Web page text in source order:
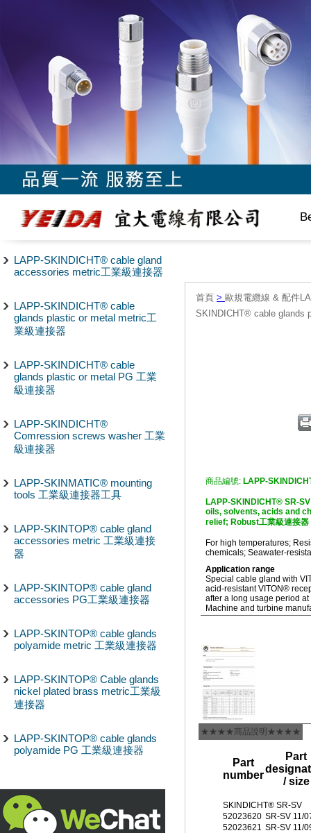
LAPP-SKINDICHT® cable gland
accessories metric工業級連接器
LAPP-SKINDICHT® cable
glands plastic or metal metric工
業級連接器
LAPP-SKINDICHT® cable
glands plastic or metal PG 工業
級連接器
LAPP-SKINDICHT®
Comression screws washer 工業
級連接器
LAPP-SKINMATIC® mounting
tools 工業級連接器工具
LAPP-SKINTOP® cable gland
accessories metric 工業級連接
器
LAPP-SKINTOP® cable gland
accessories PG工業級連接器
LAPP-SKINTOP® cable glands
polyamide metric 工業級連接器
LAPP-SKINTOP® Cable glands
nickel plated brass metric工業級
連接器
LAPP-SKINTOP® cable glands
polyamide PG 工業級連接器
首頁 > 歐規電纜線 & 配件
SKINDICHT® cable glands
商品編號: LAPP-
LAPP-SKINDICHT® SR-
oils, solvents, acids and
relief; Robust工業級連接器
For high temperatures;
chemicals; Seawater-
Application range
Special cable gland with
acid-resistant VITON®
after a long usage period
Machine and turbine
★★★★商品說明★★★★
Part
number
Part
/ size
SKINDICHT® SR-SV
52023620 SR-SV 11/
52023621 SR-SV 11/